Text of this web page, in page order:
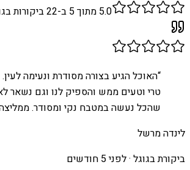
5.0 מתוך 5 ב- 22ביקורות
“האוכל הגיע בצורה מסודרת ונעימה
טרי וטעים ממש והספיק לנו וגם נשאר
שהכל נעשה במטבח נקי ומסודר.
לינדה מרשל
ביקורת בגוגל ·לפני 5 חודשים